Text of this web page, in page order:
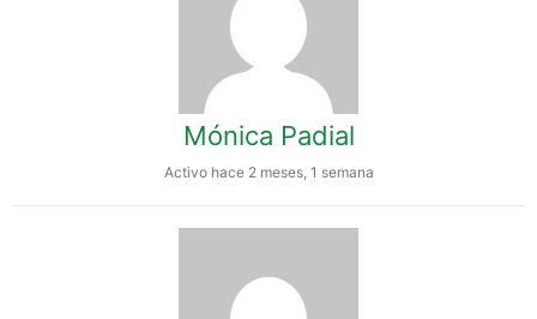
Mónica Padial
Activo hace 2 meses, 1 semana